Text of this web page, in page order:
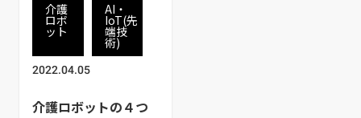
介護
ロボ
ット
AI・
IoT(先
端技
術)
2022.04.05
介護ロボットの４つ